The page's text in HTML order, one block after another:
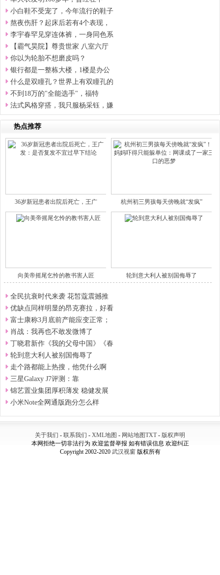
小白鞋不受宠了，今年流行的鞋子
熬夜伤肝？起床后若有4个表现，
李宇春罕见穿连体裤，一身同色系
【霸气昊院】尊贵世家 八室六厅
你以为轮胎不想磨皮吗？
银行都是一整栋大楼，1楼是办公
什么是双瞳孔？世界上有双瞳孔的
不到18万的"全能选手"，福特
法式风格穿搭，我只服杨采钰，嫌
热点推荐
36岁新冠患者出院后死亡，王广 杭州初三男孩每天傍晚就“发疯”
向美帝摇尾乞怜的教书害人匠 轮到意大利人被别国侮辱了
全民抗衰时代来袭 花皙蔻震撼推
优缺点同样明显的昂克赛拉，好看
富士康称3月底前产能应变正常；
肖战：我再也不敢发微博了
丁晓君新作《我的父母中国》《春
轮到意大利人被别国侮辱了
走个路都能上热搜，他凭什么啊
三星Galaxy J7评测：靠
锦艺置业集团厚积薄发 稳健发展
小米Note全网通版跑分怎么样
关于我们 - 联系我们 - XML地图 - 网站地图TXT- 版权声明
本网拒绝一切非法行为 欢迎监督举报 如有错误信息 欢迎纠正
Copyright 2002-2020 武汉视窗版权所有